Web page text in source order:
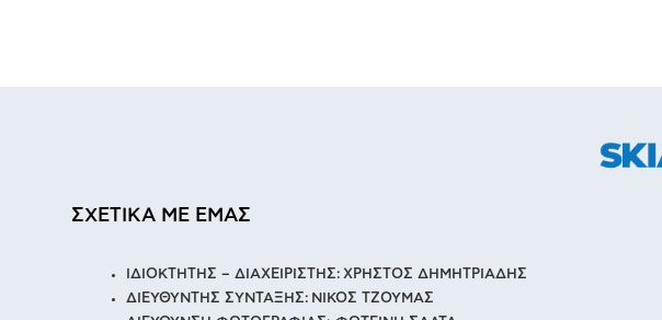
ΣΧΕΤΙΚΑ ΜΕ ΕΜΑΣ
ΙΔΙΟΚΤΗΤΗΣ – ΔΙΑΧΕΙΡΙΣΤΗΣ: ΧΡΗΣΤΟΣ ΔΗΜΗΤΡΙΑΔΗΣ
ΔΙΕΥΘΥΝΤΗΣ ΣΥΝΤΑΞΗΣ: ΝΙΚΟΣ ΤΖΟΥΜΑΣ